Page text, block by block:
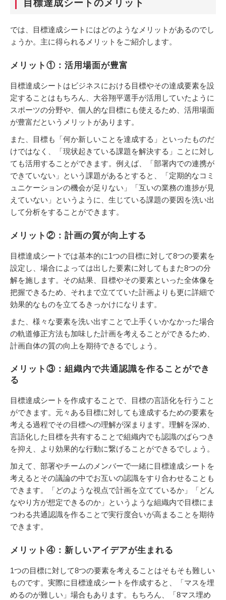
目標達成シートのメリット
では、目標達成シートにはどのようなメリットがあるのでし
ょうか。主に得られるメリットをご紹介します。
メリット①：活用場面が豊富
目標達成シートはビジネスにおける目標やその達成要素を設
定することはもちろん、大谷翔平選手が活用していたように
スポーツの分野や、個人的な目標にも使えるため、活用場面
が豊富だというメリットがあります。
また、目標も「何か新しいことを達成する」といったものだ
けではなく、「現状起きている課題を解決する」ことに対し
ても活用することができます。例えば、「部署内での連携が
できていない」という課題があるとすると、「定期的なコミ
ュニケーションの機会が足りない」「互いの業務の進捗が見
えていない」というように、生じている課題の要因を洗い出
して分析をすることができます。
メリット②：計画の質が向上する
目標達成シートでは基本的に1つの目標に対して8つの要素を
設定し、場合によっては出した要素に対してもまた8つの分
解を施します。その結果、目標やその要素といった全体像を
把握できるため、それまで立てていた計画よりも更に詳細で
効果的なものを立てるきっかけになります。
また、様々な要素を洗い出すことで上手くいかなかった場合
の軌道修正方法も加味した計画を考えることができるため、
計画自体の質の向上を期待できるでしょう。
メリット③：組織内で共通認識を作ることができ
る
目標達成シートを作成することで、目標の言語化を行うこと
ができます。元々ある目標に対しても達成するための要素を
考える過程でその目標への理解が深まります。理解を深め、
言語化した目標を共有することで組織内でも認識のばらつき
を抑え、より効果的な行動に繋げることができるでしょう。
加えて、部署やチームのメンバーで一緒に目標達成シートを
考えるとその議論の中でお互いの認識をすり合わせることも
できます。「どのような視点で計画を立てているか」「どん
なやり方が想定できるのか」というような組織内で目標にま
つわる共通認識を作ることで実行度合いが高まることを期待
できます。
メリット④：新しいアイデアが生まれる
1つの目標に対して8つの要素を考えることはそもそも難しい
ものです。実際に目標達成シートを作成すると、「マスを埋
めるのが難しい」場合もあります。もちろん、「8マス埋め